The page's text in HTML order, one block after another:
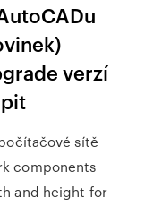
verzí
sítě
components
and height for